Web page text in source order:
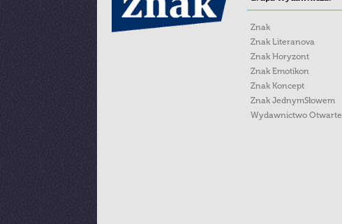
Znak
Znak Literanova
Znak Horyzont
Znak Emotikon
Znak Koncept
Znak JednymSłowem
Wydawnictwo Otwarte